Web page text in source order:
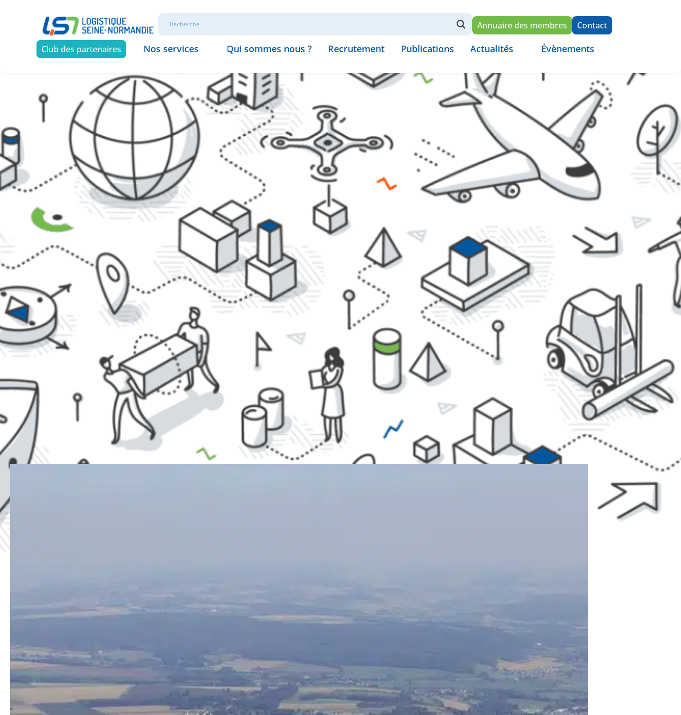
Annuaire des membres Contact
Club des partenaires Nos services Qui sommes nous ? Recrutement Publications Actualités Évènements